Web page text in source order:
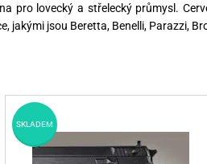
pro lovecký a střelecký průmysl.
jakými jsou Beretta, Benelli, Parazzi,
SKLADEM